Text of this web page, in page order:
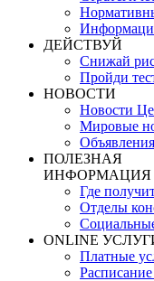
ДЕЙСТВУЙ
Снижай
Пройди
НОВОСТИ
Новости
Мировые
Объявления
ПОЛЕЗНАЯ
ИНФОРМАЦИЯ
Где
Отделы
ONLINE
Платные